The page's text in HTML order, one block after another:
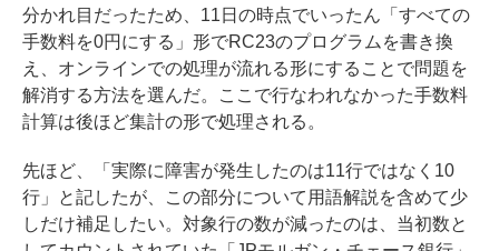
分かれ目だったため、11日の時点でいったん「すべての
手数料を0円にする」形でRC23のプログラムを書き換
え、オンラインでの処理が流れる形にすることで問題を
解消する方法を選んだ。ここで行なわれなかった手数料
計算は後ほど集計の形で処理される。
先ほど、「実際に障害が発生したのは11行ではなく10
行」と記したが、この部分について用語解説を含めて少
しだけ補足したい。対象行の数が減ったのは、当初数と